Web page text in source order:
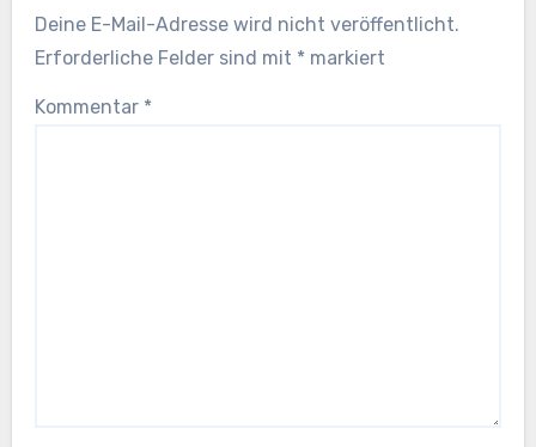
Deine E-Mail-Adresse wird nicht veröffentlicht.
Erforderliche Felder sind mit * markiert
Kommentar *